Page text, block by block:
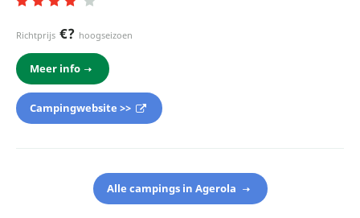
Richtprijs €? hoogseizoen
Meer info
Campingwebsite >>
Alle campings in Agerola